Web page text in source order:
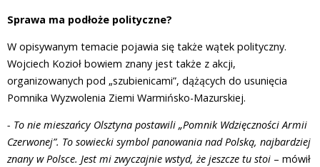
Sprawa ma podłoże polityczne?
W opisywanym temacie pojawia się także wątek polityczny.
Wojciech Kozioł bowiem znany jest także z akcji,
organizowanych pod „szubienicami”, dążących do usunięcia
Pomnika Wyzwolenia Ziemi Warmińsko-Mazurskiej.
- To nie mieszańcy Olsztyna postawili „Pomnik Wdzięczności Armii
Czerwonej”. To sowiecki symbol panowania nad Polską, najbardziej
znany w Polsce. Jest mi zwyczajnie wstyd, że jeszcze tu stoi – mówił